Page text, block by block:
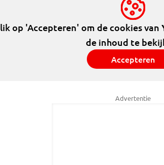
op 'Accepteren' om de cookies van
de inhoud te
Accepteren
Advertentie